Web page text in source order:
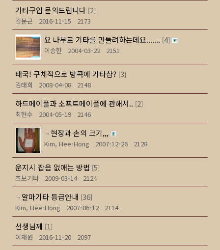
기타구입 문의드립니다 [2]
김문근
2016-11-15 2173
요 나무로 기타를 만들려하는데요....... [4]
이승헌
2004-03-22 2151
태국! 구체적으로 방콕에 기타샵? [3]
김태희
2008-04-08 2148
하드메이플과 소프트메이플에 관해서.. [2]
최현수
2004-05-19 2146
현장과 손의 크기,,,
Kim, Hee-Hong 2007-12-26 2128
운지시 잡음 없애는 방법 [5]
초보기타
2009-03-14 2124
알마기타 등급안내 [36]
Kim, Hee-Hong
2007-06-12 2114
선생님께 [1]
이재원
2016-11-20 2097